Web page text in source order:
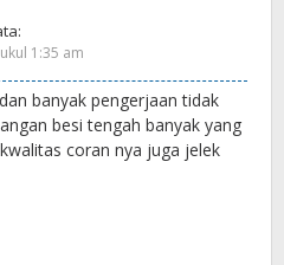
1:35 am
banyak pengerjaan tidak
besi tengah banyak yang
coran nya juga jelek